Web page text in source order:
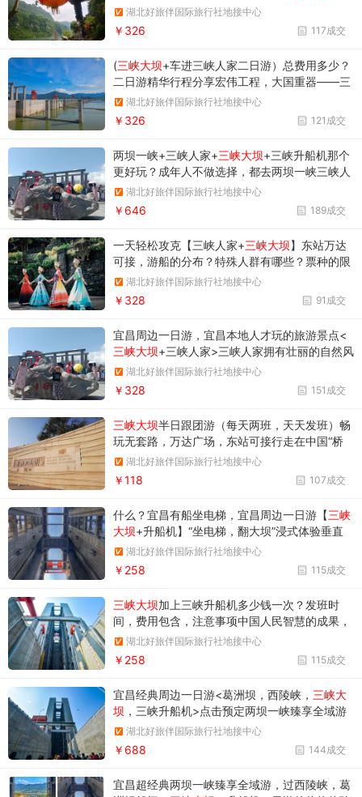
车观超级工程5A 景区三峡大坝，感受人类智慧
的结晶，挖掘藏在深山的绝美仙境三峡人家
湖北好旅伴国际旅行社地接中心
117成交
￥326
(三峡大坝+车进三峡人家二日游）总费用多少？
二日游精华行程分享宏伟工程，大国重器——三
峡大坝，原生态自然风光和人文风情——三峡人
家，两大景点一网打尽
湖北好旅伴国际旅行社地接中心
121成交
￥326
两坝一峡+三峡人家+三峡大坝+三峡升船机那个
更好玩？成年人不做选择，都去两坝一峡三峡人
家+大坝升船机二日游，没有套路，跟团纯玩，
中国水利智慧，世界山水经典，观雄伟大坝
湖北好旅伴国际旅行社地接中心
189成交
￥646
一天轻松攻克【三峡人家+三峡大坝】东站万达
可接，游船的分布？特殊人群有哪些？票种的限
制？西陵峡>三峡人家>三峡大坝，一天时间游览
2大国家 AAAAA 级风景名胜，外加一个船游西
陵峡，沿途风光美不胜收。
湖北好旅伴国际旅行社地接中心
91成交
￥328
宜昌周边一日游，宜昌本地人才玩的旅游景点<
三峡大坝+三峡人家>三峡人家拥有壮丽的自然风
光和丰富的人文特色，三峡大坝全球规模最大的
水利枢纽工程，是人类智慧的结晶
湖北好旅伴国际旅行社地接中心
151成交
￥328
三峡大坝半日跟团游（每天两班，天天发班）畅
玩无套路，万达广场，东站可接行走在中国“桥
梁隧道博物馆”之称的三峡大坝专用公路，看三
峡，穿隧道，望群山，宜昌顶流-三峡大坝
湖北好旅伴国际旅行社地接中心
107成交
￥118
什么？宜昌有船坐电梯，宜昌周边一日游【三峡
大坝+升船机】“坐电梯，翻大坝”浸式体验垂直
升降113米过三峡大坝的震撼感受
湖北好旅伴国际旅行社地接中心
115成交
￥258
三峡大坝加上三峡升船机多少钱一次？发班时
间，费用包含，注意事项中国人民智慧的成果，
大船上楼梯，小船坐电梯，体验高峡出平湖，当
惊世界殊的高峡平湖风光
湖北好旅伴国际旅行社地接中心
115成交
￥258
宜昌经典周边一日游<葛洲坝，西陵峡， 三峡大
坝 ，三峡升船机>点击预定两坝一峡臻享全域游
全是经验建议收藏，游船二、三楼卡座免费坐，
游船空间大，专线专船
湖北好旅伴国际旅行社地接中心
144成交
￥688
宜昌超经典两坝一峡臻享全域游，过西陵峡，葛